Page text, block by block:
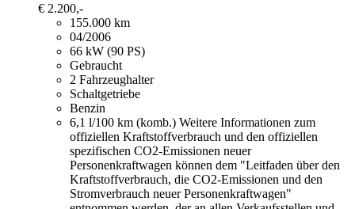
€ 2.200,-
155.000 km
04/2006
66 kW (90 PS)
Gebraucht
2 Fahrzeughalter
Schaltgetriebe
Benzin
6,1 l/100 km (komb.) Weitere Informationen zum
offiziellen Kraftstoffverbrauch und den offiziellen
spezifischen CO2-Emissionen neuer
Personenkraftwagen können dem "Leitfaden über den
Kraftstoffverbrauch, die CO2-Emissionen und den
Stromverbrauch neuer Personenkraftwagen"